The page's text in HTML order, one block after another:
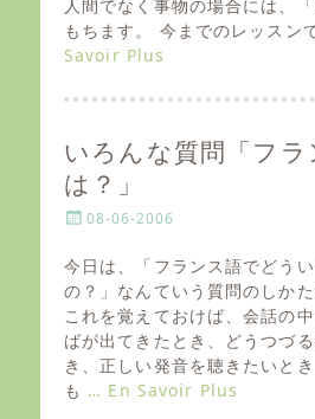
o
n
人間でなく事物の場合には、
もちます。 今までのレッスン
Savoir Plus
いろんな質問「フラ
は？」
P
s
e
d
o
n
08-06-2006
今日は、「フランス語でどう
の？」なんていう質問のしか
これを覚えておけば、会話の
ばが出てきたとき、どうつづ
き、正しい発音を聴きたいと
も … En Savoir Plus